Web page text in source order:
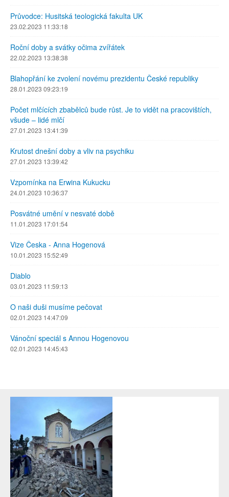
Průvodce: Husitská teologická fakulta UK
23.02.2023 11:33:18
Roční doby a svátky očima zvířátek
22.02.2023 13:38:38
Blahopřání ke zvolení novému prezidentu České republiky
28.01.2023 09:23:19
Počet mlčících zbabělců bude růst. Je to vidět na pracovištích,
všude – lidé mlčí
27.01.2023 13:41:39
Krutost dnešní doby a vliv na psychiku
27.01.2023 13:39:42
Vzpomínka na Erwina Kukucku
24.01.2023 10:36:37
Posvátné umění v nesvaté době
11.01.2023 17:01:54
Vize Česka - Anna Hogenová
10.01.2023 15:52:49
Diablo
03.01.2023 11:59:13
O naši duši musíme pečovat
02.01.2023 14:47:09
Vánoční speciál s Annou Hogenovou
02.01.2023 14:45:43